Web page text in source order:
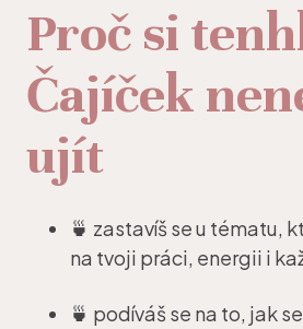
Proč si
Čajíček
ujít
🍵 zastavíš se u tématu,
na tvoji práci, energii i
🍵 podíváš se na to, jak